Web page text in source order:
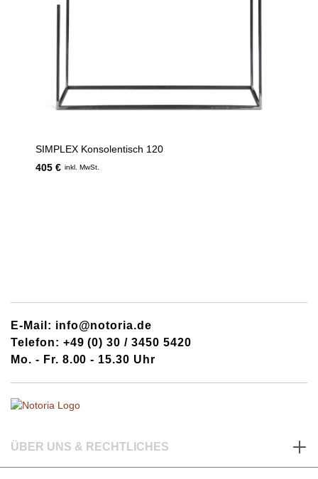
SIMPLEX Konsolentisch 120
405 € inkl. MwSt.
E-Mail: info@notoria.de
Telefon: +49 (0) 30 / 3450 5420
Mo. - Fr. 8.00 - 15.30 Uhr
ÜBER UNS & RECHTLICHES